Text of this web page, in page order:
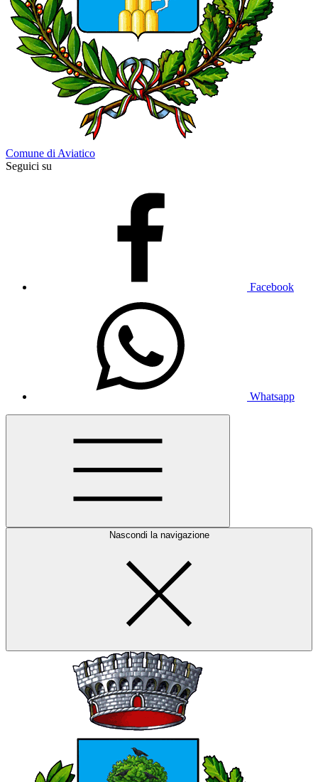
Comune di Aviatico
Seguici su
Facebook
Whatsapp
Nascondi la navigazione